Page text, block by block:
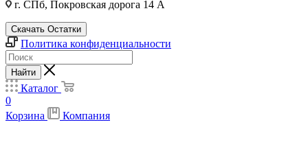
г. СПб, Покровская дорога 14 А
Скачать Остатки
Политика конфиденциальности
Найти
Каталог
0
Корзина
Компания